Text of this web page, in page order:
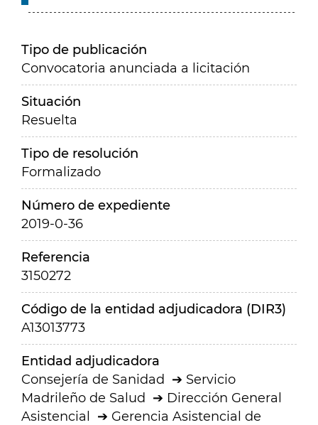
Tipo de publicación
Convocatoria anunciada a licitación
Situación
Resuelta
Tipo de resolución
Formalizado
Número de expediente
2019-0-36
Referencia
3150272
Código de la entidad adjudicadora (DIR3)
A13013773
Entidad adjudicadora
Consejería de Sanidad
Servicio
Madrileño de Salud
Dirección General
Asistencial
Gerencia Asistencial de